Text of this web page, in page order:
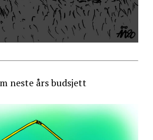
neste års budsjett